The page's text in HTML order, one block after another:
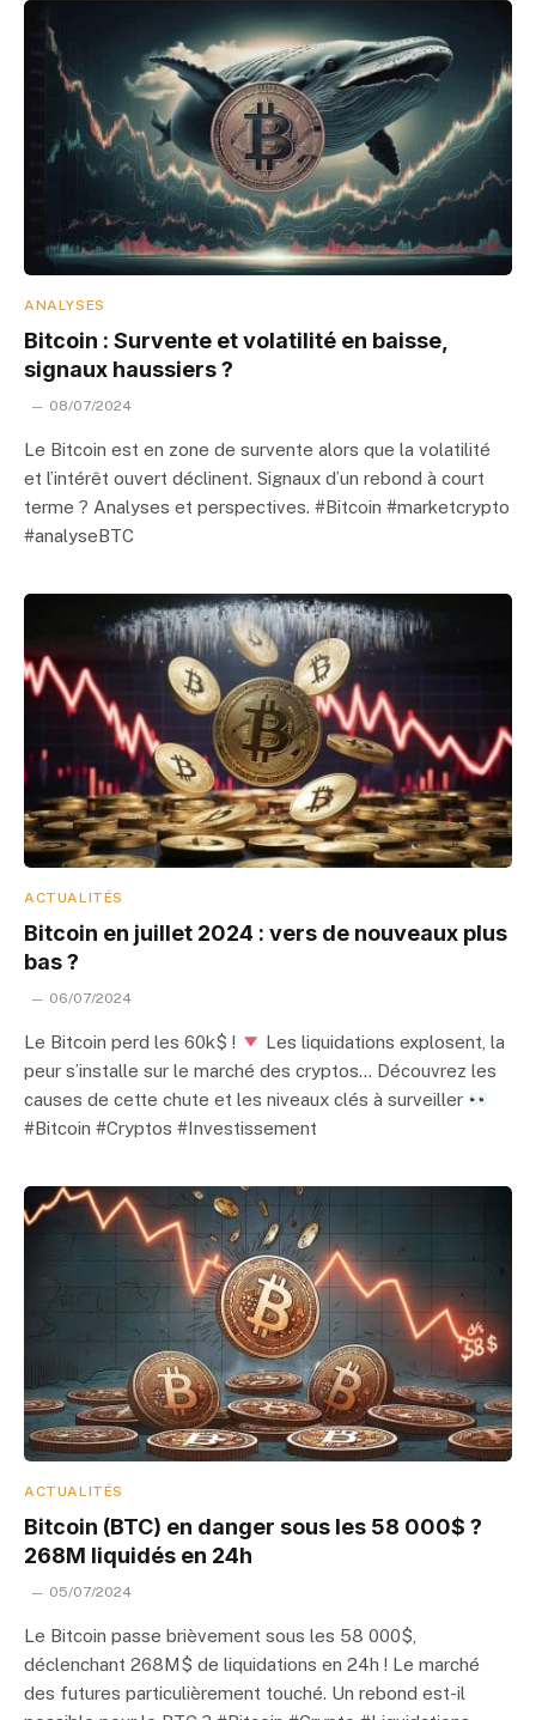
ANALYSES
Bitcoin : Survente et volatilité en baisse,
signaux haussiers ?
08/07/2024
Le Bitcoin est en zone de survente alors que la volatilité
et l’intérêt ouvert déclinent. Signaux d’un rebond à court
terme ? Analyses et perspectives. #Bitcoin #marketcrypto
#analyseBTC
ACTUALITÉS
Bitcoin en juillet 2024 : vers de nouveaux plus
bas ?
06/07/2024
Le Bitcoin perd les 60k$ !
Les liquidations explosent, la
peur s’installe sur le marché des cryptos… Découvrez les
causes de cette chute et les niveaux clés à surveiller
#Bitcoin #Cryptos #Investissement
ACTUALITÉS
Bitcoin (BTC) en danger sous les 58 000$ ?
268M liquidés en 24h
05/07/2024
Le Bitcoin passe brièvement sous les 58 000$,
déclenchant 268M$ de liquidations en 24h ! Le marché
des futures particulièrement touché. Un rebond est-il